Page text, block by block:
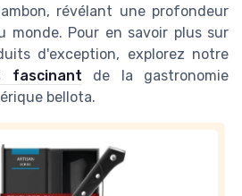
révélant une profondeur
monde. Pour en savoir plus sur
d'exception, explorez notre
fascinant de la gastronomie
bellota.